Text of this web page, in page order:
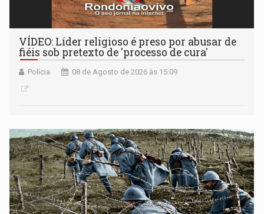
VÍDEO: Líder religioso é preso por abusar de
fiéis sob pretexto de 'processo de cura'
Polícia 08 de Agosto de 2026 às 15:09